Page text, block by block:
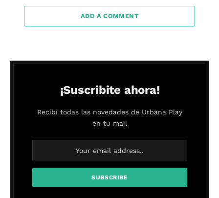
ADD A COMMENT
¡Suscribite ahora!
Recibí todas las novedades de Urbana Play
en tu mail